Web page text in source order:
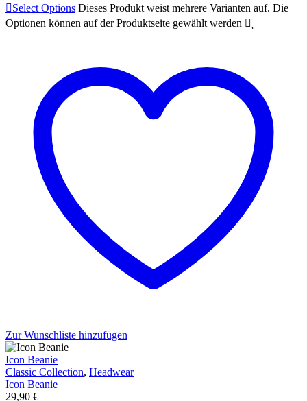
Select Options Dieses Produkt weist mehrere Varianten auf. Die
Optionen können auf der Produktseite gewählt werden 
Zur Wunschliste hinzufügen
Icon Beanie
Classic Collection, Headwear
Icon Beanie
29,90 €